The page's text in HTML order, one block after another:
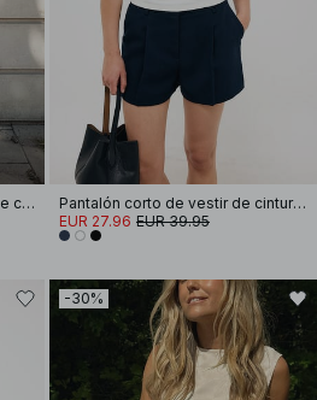
Pantalones cortos vaqueros de cintura baja y dobladillo crudo holgado
Pantalón corto de vestir de cintura alta
EUR 27.96 EUR 39.95
-30%